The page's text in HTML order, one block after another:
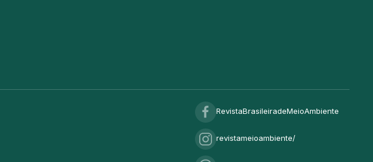
RevistaBrasileiradeMeioAmbiente
revistameioambiente/